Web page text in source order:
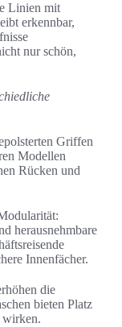
Linien mit
erkennbar,
nur schön,
Griffen
Modellen
Rücken und
herausnehmbare
Innenfächer.
die
bieten Platz
wirken.